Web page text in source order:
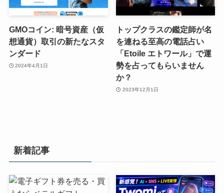
GMOコイン: 暗号資産（仮
想通貨）取引の新たなスタ
ンダード
2024年4月1日
トップクラスの鑑定師が名
を連ねる至高の電話占い
「Etoile エトワール」で運
勢を占ってもらいません
か？
2023年12月1日
新着記事